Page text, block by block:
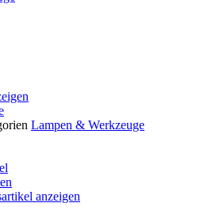
Lampen & Werkzeuge
anzeigen